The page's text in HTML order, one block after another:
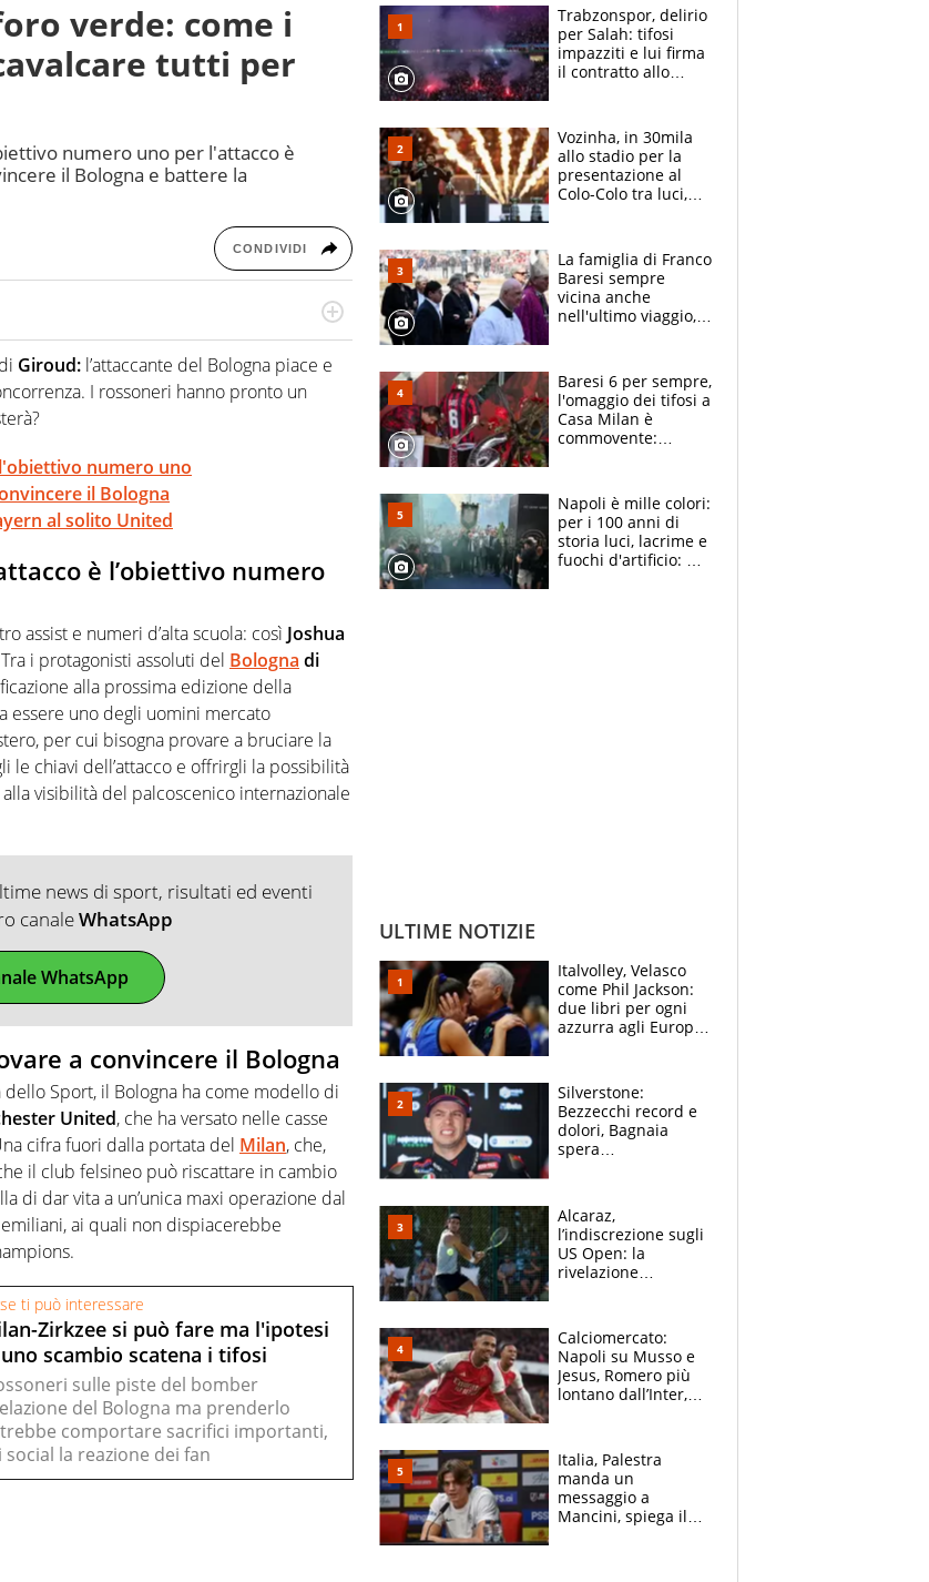
verde: come i
tutti per
numero uno per l'attacco è
il Bologna e battere la
CONDIVIDI
ogni evento in tutte le sue sfaccettature.
di cuoio. Il pallone è una cosa serissima,
Giroud: l’attaccante del Bologna piace e
I rossoneri hanno pronto un
numero uno
il Bologna
al solito United
è l’obiettivo numero
assist e numeri d’alta scuola: così Joshua
i protagonisti assoluti del Bologna di
alla prossima edizione della
essere uno degli uomini mercato
per cui bisogna provare a bruciare la
le chiavi dell’attacco e offrirgli la possibilità
visibilità del palcoscenico internazionale
news di sport, risultati ed eventi
canaleWhatsApp
WhatsApp
a convincere il Bologna
dello Sport, il Bologna ha come modello di
United, che ha versato nelle casse
cifra fuori dalla portata del Milan, che,
il club felsineo può riscattare in cambio
di dar vita a un’unica maxi operazione dal
ai quali non dispiacerebbe
ti può interessare
Zirkzee si può fare ma l'ipotesi
scambio scatena i tifosi
sulle piste del bomber
del Bologna ma prenderlo
comportare sacrifici importanti,
social la reazione dei fan
Trabzonspor, delirio
per Salah: tifosi
impazziti e lui firma
il contratto allo
Vozinha, in 30mila
allo stadio per la
presentazione al
Colo-Colo tra luci,
La famiglia di Franco
Baresi sempre
vicina anche
nell'ultimo viaggio,
circondati
dall'affetto dei tifosi
Baresi 6 per sempre,
l'omaggio dei tifosi a
Casa Milan è
commovente:
bigliettini
Napoli è mille colori:
per i 100 anni di
storia luci, lacrime e
fuochi d'artificio: De
ULTIME NOTIZIE
Italvolley, Velasco
come Phil Jackson:
due libri per ogni
azzurra agli Europei.
Silverstone:
Bezzecchi record e
dolori, Bagnaia
spera
e vota Aprilia
Alcaraz,
l’indiscrezione sugli
US Open: la
rivelazione
B. Rune verso la
rinuncia
Calciomercato:
Napoli su Musso e
Jesus, Romero più
lontano dall’Inter,
tabellone
Italia, Palestra
manda un
messaggio a
Mancini, spiega il